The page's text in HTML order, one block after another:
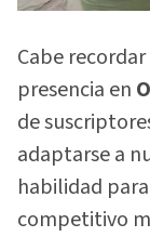
Cabe
presencia en
de
adaptarse a
habilidad
competitivo